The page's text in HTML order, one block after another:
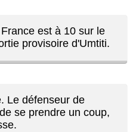
est à 10 sur le
provisoire d'Umtiti.
Le défenseur de
se prendre un coup,